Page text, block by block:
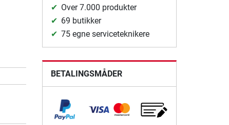
Over 7.000 produkter
69 butikker
75 egne serviceteknikere
BETALINGSMÅDER